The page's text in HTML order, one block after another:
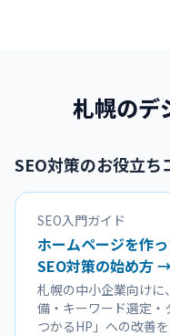
札幌のデ
SEO対策のお役立ち
SEO入門ガイド
ホームページを作
SEO対策の始め方
札幌の中小企業向け
備・キーワード選定
つかるHP」への改善を